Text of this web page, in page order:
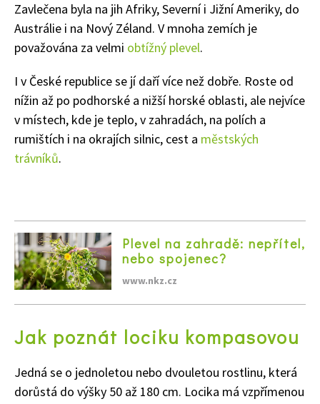
Zavlečena byla na jih Afriky, Severní i Jižní Ameriky, do
Austrálie i na Nový Zéland. V mnoha zemích je
považována za velmi obtížný plevel.
I v České republice se jí daří více než dobře. Roste od
nížin až po podhorské a nižší horské oblasti, ale nejvíce
v místech, kde je teplo, v zahradách, na polích a
rumištích i na okrajích silnic, cest a městských
trávníků.
Plevel na zahradě: nepřítel,
nebo spojenec?
www.nkz.cz
Jak poznát lociku kompasovou
Jedná se o jednoletou nebo dvouletou rostlinu, která
dorůstá do výšky 50 až 180 cm. Locika má vzpřímenou